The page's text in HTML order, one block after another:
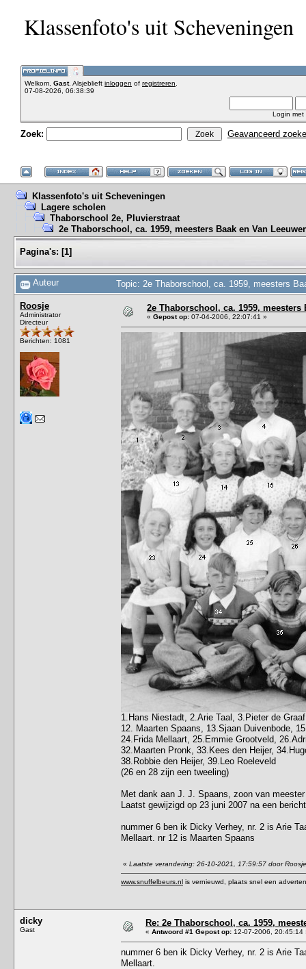
Klassenfoto's uit Scheveningen
Welkom, Gast. Alsjeblieft inloggen of registreren
07-08-2026, 06:38:39
Login met
Zoek: Geavanceerd
Klassenfoto's uit Scheveningen
Lagere scholen
Thaborschool 2e, Pluvierstraat
2e Thaborschool, ca. 1959, meesters Baak en Van
Pagina's: [1]
Auteur Topic: 2e Thaborschool, ca. 1959, meesters
Roosje
Administrator
Directeur
Berichten: 1081
2e Thaborschool, ca. 1959, meesters
« Gepost op: 07-04-2006, 22:07:41 »
1.Hans Niestadt, 2.Arie Taal, 3.Pieter de
12. Maarten Spaans, 13.Sjaan Duivenbode,
24.Frida Mellaart, 25.Emmie Grootveld,
32.Maarten Pronk, 33.Kees den Heijer,
38.Robbie den Heijer, 39.Leo Roeleveld
(26 en 28 zijn een tweeling)
Met dank aan J. J. Spaans, zoon van
Laatst gewijzigd op 23 juni 2007 na een
nummer 6 ben ik Dicky Verhey, nr. 2 is Arie
Mellaart. nr 12 is Maarten Spaans
« Laatste verandering: 26-10-2021, 17:59:57 door Roosje
www.snuffelbeurs.nl is vernieuwd, plaats snel een
dicky
Gast
Re: 2e Thaborschool, ca. 1959,
« Antwoord #1 Gepost op: 12-07-2006, 20:45:14
nummer 6 ben ik Dicky Verhey, nr. 2 is Arie
Mellaart.